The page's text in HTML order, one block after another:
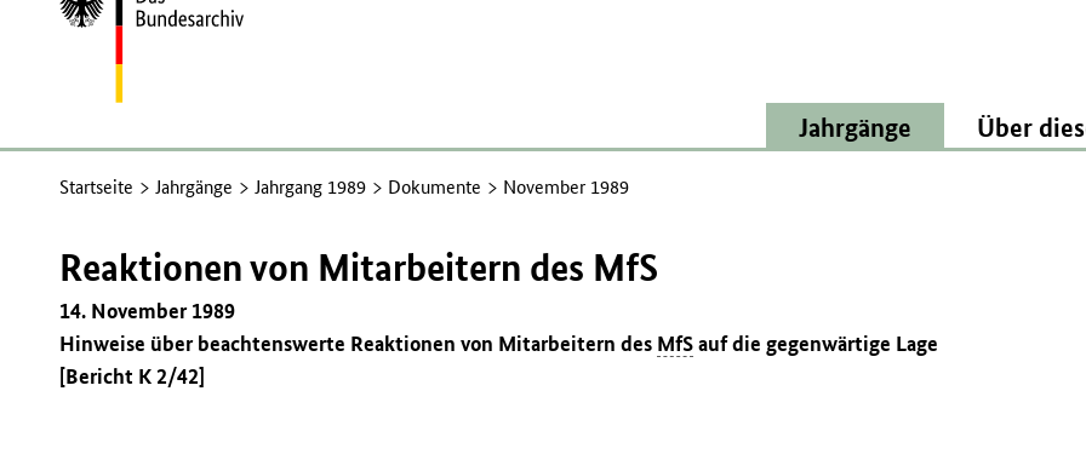
Startseite
Jahrgänge Über
Startseite Jahrgänge Jahrgang 1989 Dokumente November 1989
Reaktionen von Mitarbeitern des MfS
14. November 1989
Hinweise über beachtenswerte Reaktionen von Mitarbeitern des MfSauf die gegenwärtige Lage
[Bericht K 2/42]